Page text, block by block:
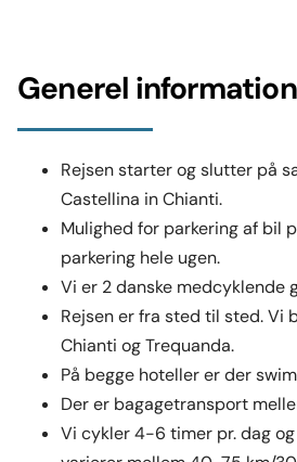
Generel information
Rejsen starter og slutter på
Castellina in Chianti.
Mulighed for parkering af bil
parkering hele ugen.
Vi er 2 danske medcyklende
Rejsen er fra sted til sted. Vi
Chianti og Trequanda.
På begge hoteller er der
Der er bagagetransport
Vi cykler 4-6 timer pr. dag